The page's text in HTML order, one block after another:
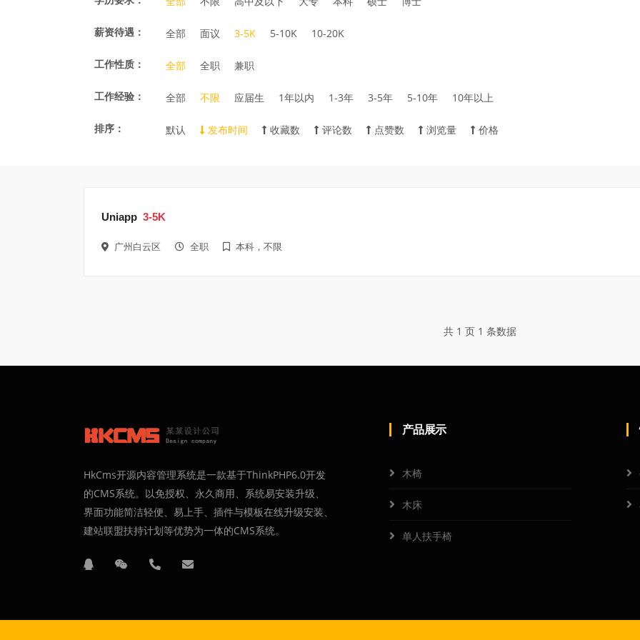
薪资待遇： 全部 面议 3-5K 5-10K 10-20K
工作性质： 全部 全职 兼职
工作经验： 全部 不限 应届生 1年以内 1-3年 3-5年 5-10年 10年以上
排序： 默认 发布时间 收藏数 评论数 点赞数 浏览量 价格
Uniapp 3-5K
广州白云区 全职 本科，不限
共 1 页 1 条数据
HkCms开源内容管理系统是一款基于ThinkPHP6.0开发
的CMS系统。以免授权、永久商用、系统易安装升级、
界面功能简洁轻便、易上手、插件与模板在线升级安装、
建站联盟扶持计划等优势为一体的CMS系统。
产品展示
木椅
木床
单人扶手椅